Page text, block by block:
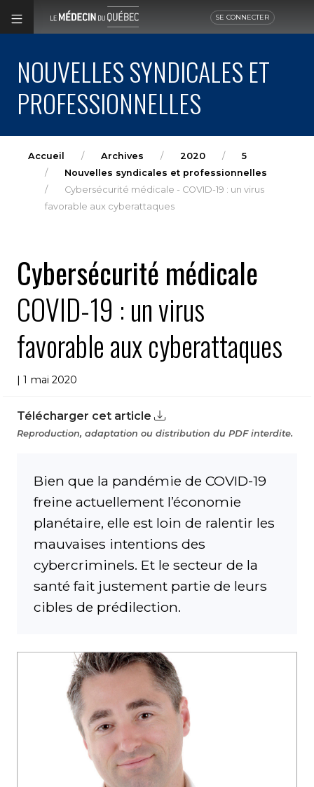
SE CONNECTER
NOUVELLES SYNDICALES ET
PROFESSIONNELLES
Accueil Archives 2020
5
Nouvelles syndicales et professionnelles
Cybersécurité médicale - COVID-19 : un virus
favorable aux cyberattaques
Cybersécurité médicale
COVID-19 : un virus
favorable aux cyberattaques
| 1 mai 2020
Télécharger cet article
Reproduction, adaptation ou distribution du PDF interdite.
Bien que la pandémie de COVID-19
freine actuellement l’économie
planétaire, elle est loin de ralentir les
mauvaises intentions des
cybercriminels. Et le secteur de la
santé fait justement partie de leurs
cibles de prédilection.